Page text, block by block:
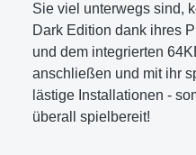
Sie viel unterwegs sind,
Dark Edition dank ihres
und dem integrierten
anschließen und mit ihr
lästige Installationen -
überall spielbereit!